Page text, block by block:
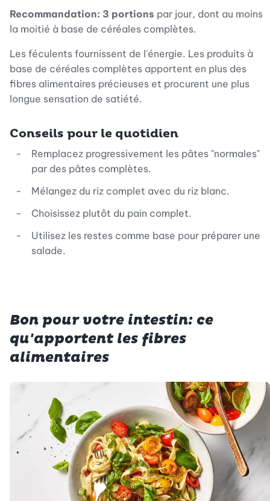
Recommandation: 3 portions par jour, dont au moins
la moitié à base de céréales complètes.
Les féculents fournissent de l'énergie. Les produits à
base de céréales complètes apportent en plus des
fibres alimentaires précieuses et procurent une plus
longue sensation de satiété.
Conseils pour le quotidien
Remplacez progressivement les pâtes "normales"
par des pâtes complètes.
Mélangez du riz complet avec du riz blanc.
Choisissez plutôt du pain complet.
Utilisez les restes comme base pour préparer une
salade.
Bon pour votre intestin: ce
qu'apportent les fibres
alimentaires